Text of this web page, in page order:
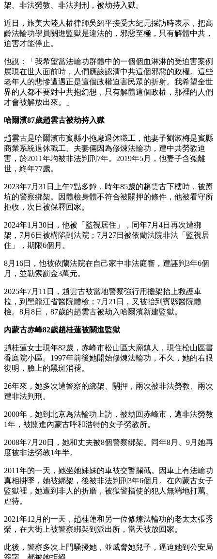
架、非法勞教、非法判刑，被劫持入獄。
近日，旅美大陸人權律師吳紹平接受大紀元採訪時表示，把高
齡法輪功學員關進監獄是違法的，邪惡至極，只有解體中共，
迫害才能停止。
他說：「我希望當法輪功群體中的一個個血淋淋的受迫害案例
展現在世人面前時，人們應該認清中共這個邪惡的政權。這些
老年人的悲慘遭遇正是這個政權迫害民眾的折射。我希望全世
界的人都不要對中共抱幻想，只有解體這個政權，那裡的人們
才會被解放出來。」
哈爾濱87歲趙雲古被劫持入獄
趙雲古是哈爾濱市賓縣小拖廠退休職工，他妻子劉淑梅是賓縣
商業系統退休職工。夫妻倆因為修煉法輪功，遭中共勞教迫
害，於2011年均被非法判刑7年。2019年5月，他妻子含冤離
世，終年77歲。
2023年7月31日上午7點多鐘，時年85歲的趙雲古下樓時，被蹲
坑的警察綁架。因體檢身體不符合被關押的條件，他被看守所
拒收，次日被保釋回家。
2024年1月30日，他被「監視居住」，同年7月4日再次遭綁
架，7月6日被構陷到法院；7月27日被依蘭法院非法「監視居
住」，期限6個月。
8月16日，他被依蘭法院在自己家中非法庭審，遭誣判3年6個
月，並勒索罰金3萬元。
2025年7月11日，趙雲古被當地警察強行用擔架抬上救護車
拉，到黑龍江省醫院體檢；7月21日，又被抬到賓縣醫院體
檢。8月8日，87歲的趙雲古被劫入哈爾濱新建監獄。
內蒙古赤峰82歲趙桂蓮被關進監獄
趙桂蓮女士現年82歲，赤峰市松山區大廟鎮人，現住松山區書
香庭院小區。1997年前後她開始修煉法輪功，不久，她的右眼
復明，臉上的黑斑消褪。
26年來，她多次遭警察的綁架、關押，兩次被非法勞教、兩次
遭非法判刑。
2000年，她到北京為法輪功上訪，被劫回赤峰市，遭非法勞教
1年，被關進內蒙古呼和浩特的女子勞教所。
2008年7月20日，她和丈夫被8個警察綁架。同年8月、9月她再
度被非法勞教1年半。
2011年的一天，她坐她妹妹的車被交警攔截。因車上有法輪功
真相掛墜，她被綁架，後被非法判刑3年6個月。在內蒙古女子
監獄裡，她遭到非人的折磨，被獄警指使的犯人無端地打罵、
虐待。
2021年12月的一天，趙桂蓮和另一位修煉法輪功的老太太張秀
榮，在大街上被警察綁架到派出所，當天被放回家。
此後，警察多次上門騷擾她，並威脅她兒子，逼迫她到公安局
簽字，都被她拒絕。